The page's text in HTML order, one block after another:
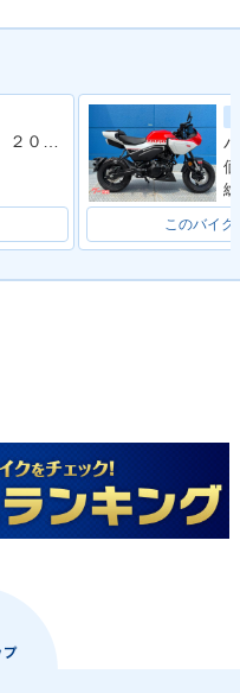
グロム ＪＣ９２型 ２０２３年モデル リアキャリア 社外ＢＯＸベース サイドスタンド
このバイク